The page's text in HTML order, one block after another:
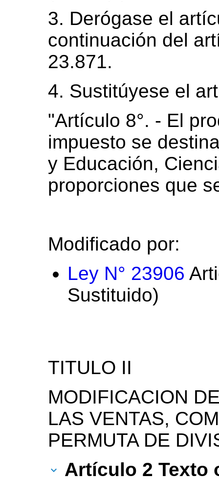
3. Derógase el
continuación del
23.871.
4. Sustitúyese el
"Artículo 8°. - El
impuesto se
y Educación,
proporciones que
Modificado por:
Ley N° 23906
Sustituido)
TITULO II
MODIFICACION
LAS VENTAS,
PERMUTA DE
Artículo 2 Texto